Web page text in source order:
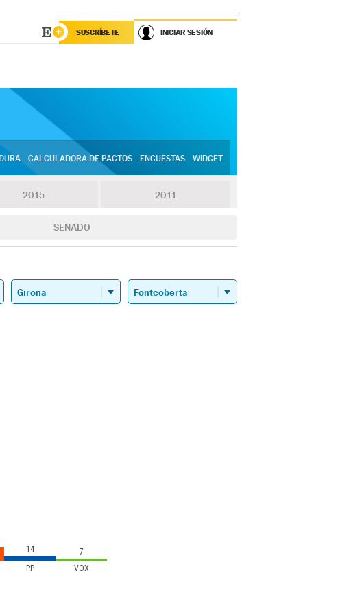
SUSCRÍBETE INICIAR SESIÓN
CALCULADORA DE PACTOS ENCUESTAS WIDGET
2015 2011
SENADO
PP VOX
14
7